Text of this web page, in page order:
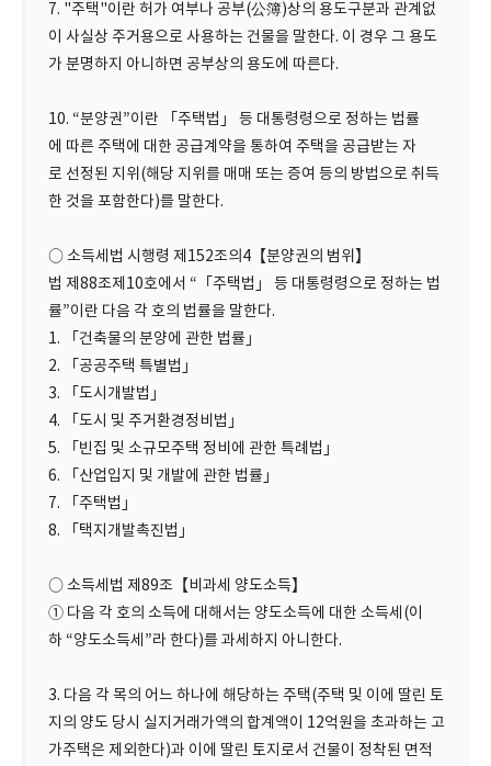
7. "주택"이란 허가 여부나 공부(公簿)상의 용도구분과 관계없
이 사실상 주거용으로 사용하는 건물을 말한다. 이 경우 그 용도
가 분명하지 아니하면 공부상의 용도에 따른다.
10. “분양권”이란 「주택법」 등 대통령령으로 정하는 법률
에 따른 주택에 대한 공급계약을 통하여 주택을 공급받는 자
로 선정된 지위(해당 지위를 매매 또는 증여 등의 방법으로 취득
한 것을 포함한다)를 말한다.
○ 소득세법 시행령 제152조의4【분양권의 범위】
법 제88조제10호에서 “「주택법」 등 대통령령으로 정하는 법
률”이란 다음 각 호의 법률을 말한다.
1. 「건축물의 분양에 관한 법률」
2. 「공공주택 특별법」
3. 「도시개발법」
4. 「도시 및 주거환경정비법」
5. 「빈집 및 소규모주택 정비에 관한 특례법」
6. 「산업입지 및 개발에 관한 법률」
7. 「주택법」
8. 「택지개발촉진법」
○ 소득세법 제89조【비과세 양도소득】
① 다음 각 호의 소득에 대해서는 양도소득에 대한 소득세(이
하 “양도소득세”라 한다)를 과세하지 아니한다.
3. 다음 각 목의 어느 하나에 해당하는 주택(주택 및 이에 딸린 토
지의 양도 당시 실지거래가액의 합계액이 12억원을 초과하는 고
가주택은 제외한다)과 이에 딸린 토지로서 건물이 정착된 면적